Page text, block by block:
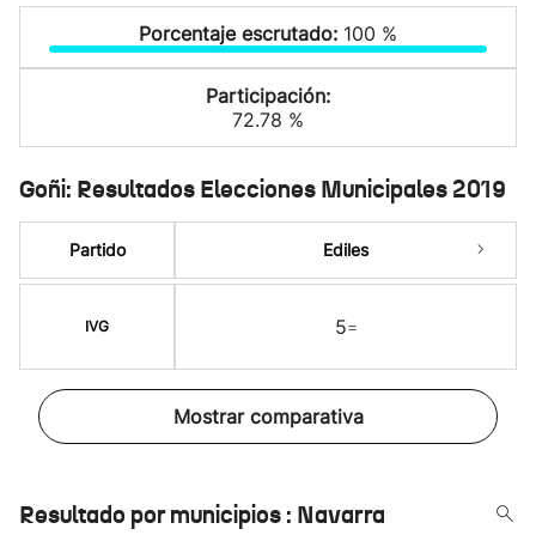
Porcentaje escrutado: 100 %
Participación:
72.78 %
Goñi: Resultados Elecciones Municipales 2019
Partido
IVG
Ediles
5=
Mostrar comparativa
Resultado por municipios : Navarra